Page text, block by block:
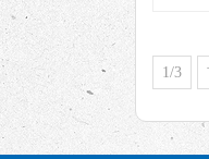
1/3